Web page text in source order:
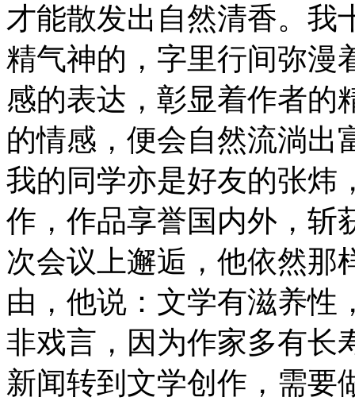
才能散发出自然清香。我
精气神的，字里行间弥漫
感的表达，彰显着作者的
的情感，便会自然流淌出
我的同学亦是好友的张炜
作，作品享誉国内外，斩
次会议上邂逅，他依然那
由，他说：文学有滋养性
非戏言，因为作家多有长
新闻转到文学创作，需要